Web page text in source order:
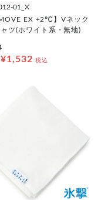
01_X
EX +2℃】Vネック
ツ(ホワイト系・無地)
¥1,532 税込